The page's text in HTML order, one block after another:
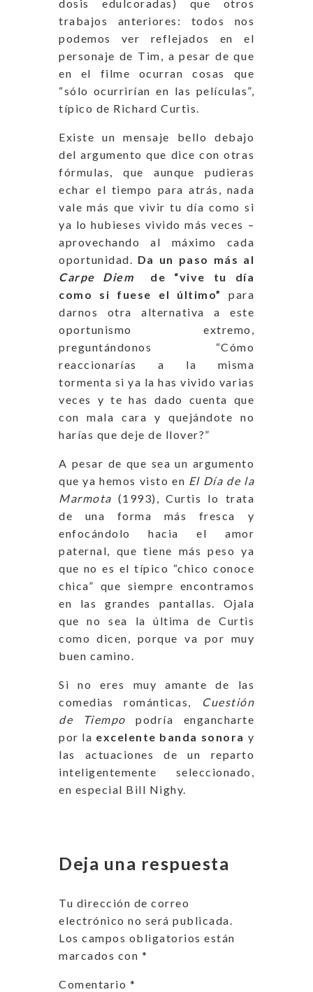
dosis edulcoradas) que otros
trabajos anteriores: todos nos
podemos ver reflejados en el
personaje de Tim, a pesar de que
en el filme ocurran cosas que
“sólo ocurrirían en las películas”,
típico de Richard Curtis.
Existe un mensaje bello debajo
del argumento que dice con otras
fórmulas, que aunque pudieras
echar el tiempo para atrás, nada
vale más que vivir tu día como si
ya lo hubieses vivido más veces –
aprovechando al máximo cada
oportunidad. Da un paso más al
Carpe Diem de “vive tu día
como si fuese el último”
para
darnos otra alternativa a este
oportunismo extremo,
preguntándonos “Cómo
reaccionarías a la misma
tormenta si ya la has vivido varias
veces y te has dado cuenta que
con mala cara y quejándote no
harías que deje de llover?”
A pesar de que sea un argumento
que ya hemos visto en El Día de la
Marmota (1993), Curtis lo trata
de una forma más fresca y
enfocándolo hacia el amor
paternal, que tiene más peso ya
que no es el típico “chico conoce
chica” que siempre encontramos
en las grandes pantallas. Ojala
que no sea la última de Curtis
como dicen, porque va por muy
buen camino.
Si no eres muy amante de las
comedias románticas,
Cuestión
de Tiempo podría engancharte
por la excelente banda sonora y
las actuaciones de un reparto
inteligentemente seleccionado,
en especial Bill Nighy.
Deja una respuesta
Tu dirección de correo
electrónico no será publicada.
Los campos obligatorios están
marcados con *
Comentario *